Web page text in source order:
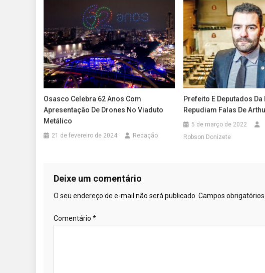
Osasco Celebra 62 Anos Com
Apresentação De Drones No Viaduto
Metálico
21 de fevereiro de 2024 Redação
Prefeito E Deputados Da
Repudiam Falas De
5 de março de 2022
Robson Donizete
Deixe um comentário
O seu endereço de e-mail não será publicado. Campos
Comentário *